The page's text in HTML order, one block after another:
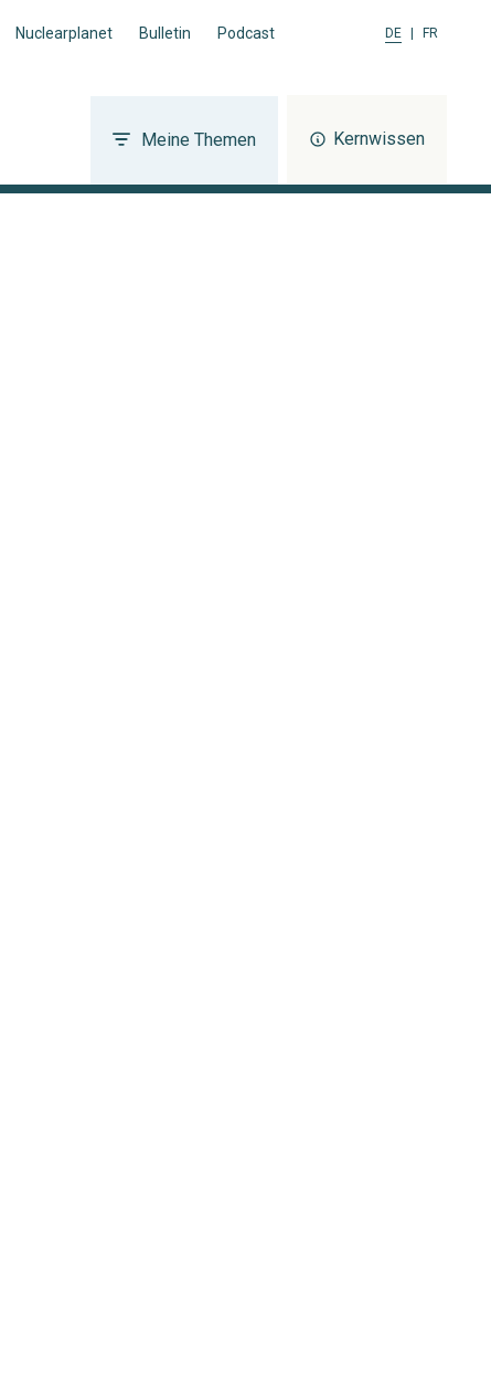
Nuclearplanet Bulletin Podcast DE FR
Meine Themen Kernwissen